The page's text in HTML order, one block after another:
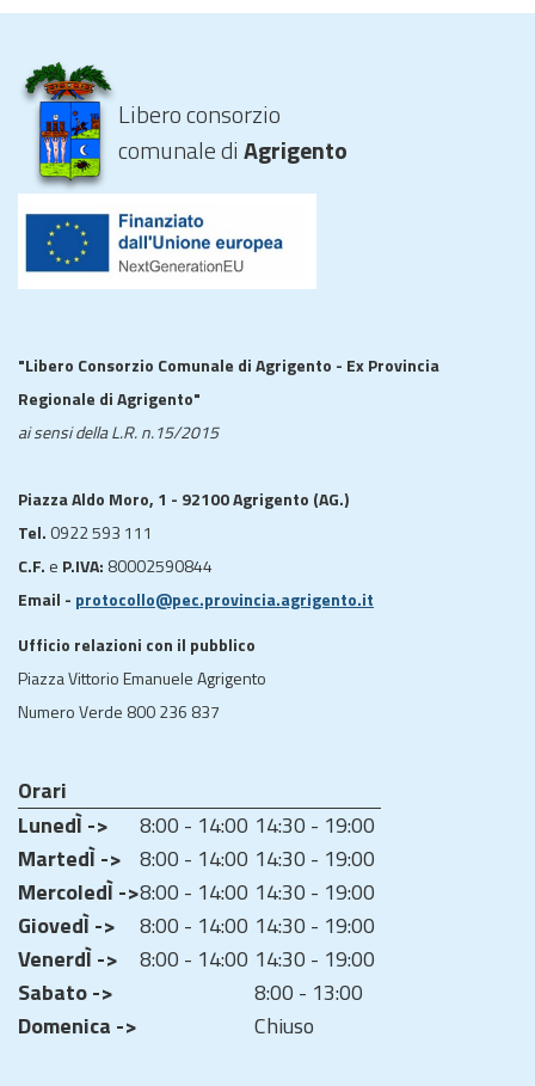
Libero consorzio
comunale diAgrigento
"Libero Consorzio Comunale di Agrigento - Ex Provincia
Regionale di Agrigento"
ai sensi della L.R. n.15/2015
Piazza Aldo Moro, 1 - 92100 Agrigento (AG.)
Tel. 0922 593 111
C.F. e P.IVA: 80002590844
Email - protocollo@pec.provincia.agrigento.it
Ufficio relazioni con il pubblico
Piazza Vittorio Emanuele Agrigento
Numero Verde 800 236 837
Orari
LunedÌ ->
8:00 - 14:00 14:30 - 19:00
MartedÌ -> 8:00 - 14:00 14:30 - 19:00
MercoledÌ ->8:00 - 14:00 14:30 - 19:00
GiovedÌ ->
8:00 - 14:00 14:30 - 19:00
VenerdÌ ->
8:00 - 14:00 14:30 - 19:00
Sabato ->
8:00 - 13:00
Domenica ->
Chiuso